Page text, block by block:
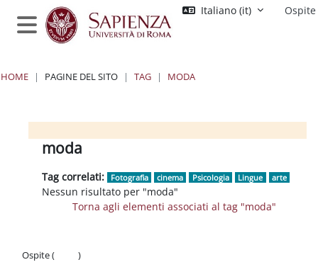
Vai al contenuto principale
Pannello laterale
Italiano ‎(it)‎ Ospite
HOME PAGINE DEL SITO TAG MODA
Blocchi
Blocchi
Blocchi
Blocchimoda
Tag correlati: Fotografia cinema Psicologia Lingue arte
Nessun risultato per "moda"
Torna agli elementi associati al tag "moda"
Ospite (
)